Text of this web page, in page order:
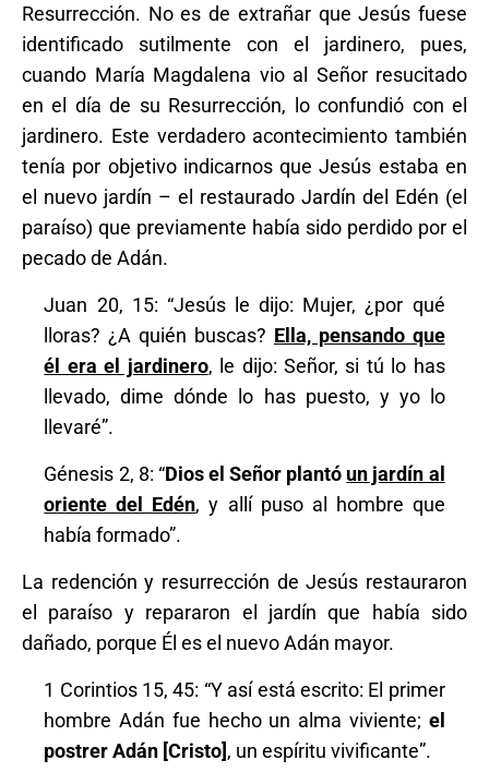
Resurrección. No es de extrañar que Jesús fuese
identificado sutilmente con el jardinero, pues,
cuando María Magdalena vio al Señor resucitado
en el día de su Resurrección, lo confundió con el
jardinero. Este verdadero acontecimiento también
tenía por objetivo indicarnos que Jesús estaba en
el nuevo jardín – el restaurado Jardín del Edén (el
paraíso) que previamente había sido perdido por el
pecado de Adán.
Juan 20, 15: “Jesús le dijo: Mujer, ¿por qué
lloras? ¿A quién buscas? Ella, pensando que
él era el jardinero, le dijo: Señor, si tú lo has
llevado, dime dónde lo has puesto, y yo lo
llevaré”.
Génesis 2, 8: “Dios el Señor plantó un jardín al
oriente del Edén, y allí puso al hombre que
había formado”.
La redención y resurrección de Jesús restauraron
el paraíso y repararon el jardín que había sido
dañado, porque Él es el nuevo Adán mayor.
1 Corintios 15, 45: “Y así está escrito: El primer
hombre Adán fue hecho un alma viviente; el
postrer Adán [Cristo], un espíritu vivificante”.